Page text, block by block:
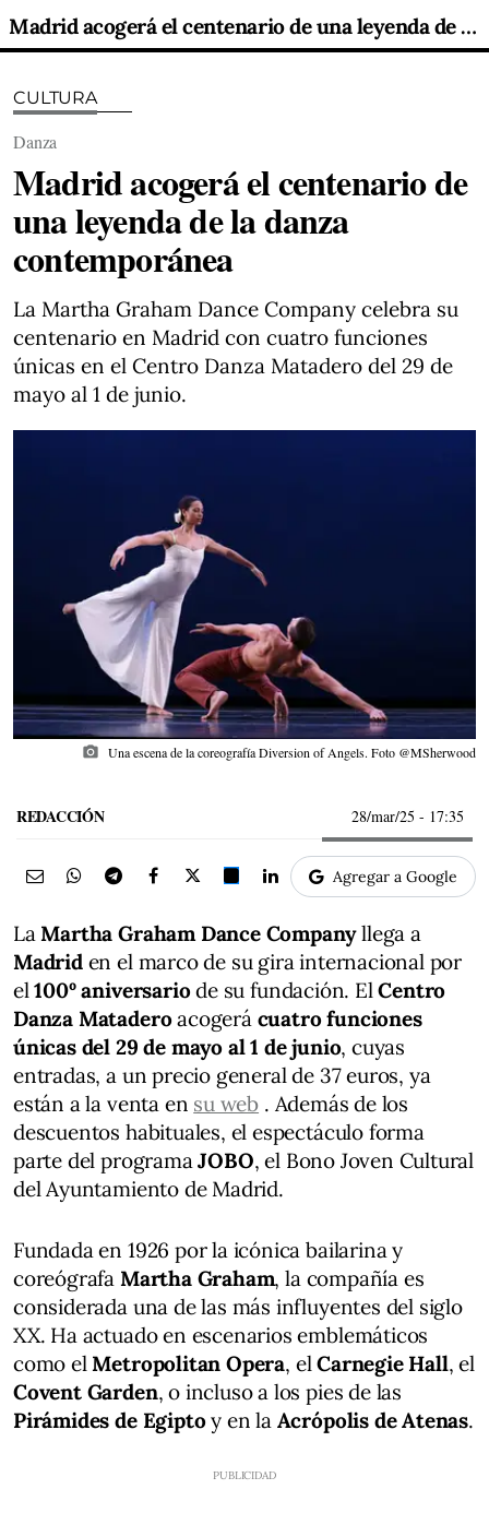
Madrid acogerá el centenario de una leyenda de la danza contemporánea
CULTURA
Danza
Madrid acogerá el centenario de
una leyenda de la danza
contemporánea
La Martha Graham Dance Company celebra su
centenario en Madrid con cuatro funciones
únicas en el Centro Danza Matadero del 29 de
mayo al 1 de junio.
photo_camera Una escena de la coreografía Diversion of Angels. Foto @MSherwood
REDACCIÓN 28/mar/25 - 17:35
Agregar a Google
La Martha Graham Dance Companyllega a
Madriden el marco de su gira internacional por
el100º aniversariode su fundación. ElCentro
Danza Mataderoacogerá cuatro funciones
únicas del 29 de mayo al 1 de junio, cuyas
entradas, a un precio general de 37 euros, ya
están a la venta en su web . Además de los
descuentos habituales, el espectáculo forma
parte del programaJOBO, el Bono Joven Cultural
del Ayuntamiento de Madrid.
Fundada en 1926 por la icónica bailarina y
coreógrafa Martha Graham, la compañía es
considerada una de las más influyentes del siglo
XX. Ha actuado en escenarios emblemáticos
como el Metropolitan Opera, elCarnegie Hall, el
Covent Garden, o incluso a los pies de las
Pirámides de Egiptoy en la Acrópolis de Atenas.